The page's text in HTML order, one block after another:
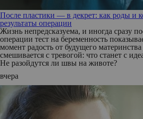
После пластики — в декрет: как роды и
результаты операции
Жизнь непредсказуема, и иногда сразу
операции тест на беременность
момент радость от будущего
смешивается с тревогой: что станет с
Не разойдутся ли швы на животе?
вчера